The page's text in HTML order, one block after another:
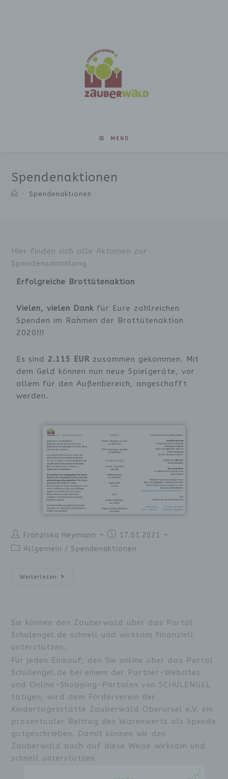
MENÜ
Spendenaktionen
Spendenaktionen
Hier finden sich alle Aktionen zur
Spendensammlung
Erfolgreiche Brottütenaktion
Vielen, vielen Dank für Eure zahlreichen
Spenden im Rahmen der Brottütenaktion
2020!!!
Es sind 2.115 EUR zusammen gekommen. Mit
dem Geld können nun neue Spielgeräte, vor
allem für den Außenbereich, angeschafft
werden.
Franziska Heymann
17.01.2021
Allgemein / Spendenaktionen
Weiterlesen
Sie können den Zauberwald über das Portal
Schulengel.de schnell und wirksam finanziell
unterstützen.
Für jeden Einkauf, den Sie online über das Portal
Schulengel.de bei einem der Partner-Websites
und Online-Shopping-Portalen von SCHULENGEL
tätigen, wird dem Förderverein der
Kindertagesstätte Zauberwald Oberursel e.V. ein
prozentualer Beitrag des Warenwerts als Spende
gutgeschrieben. Damit können wir den
Zauberwald auch auf diese Weise wirksam und
schnell unterstützen.